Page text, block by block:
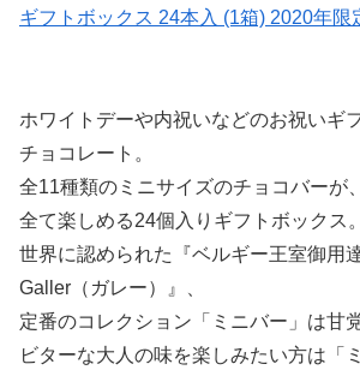
ギフトボックス 24本入 (1箱) 2020年限
ホワイトデーや内祝いなどのお祝いギ
チョコレート。
全11種類のミニサイズのチョコバーが、
全て楽しめる24個入りギフトボックス。
世界に認められた『ベルギー王室御用
Galler（ガレー）』、
定番のコレクション「ミニバー」は甘
ビターな大人の味を楽しみたい方は「